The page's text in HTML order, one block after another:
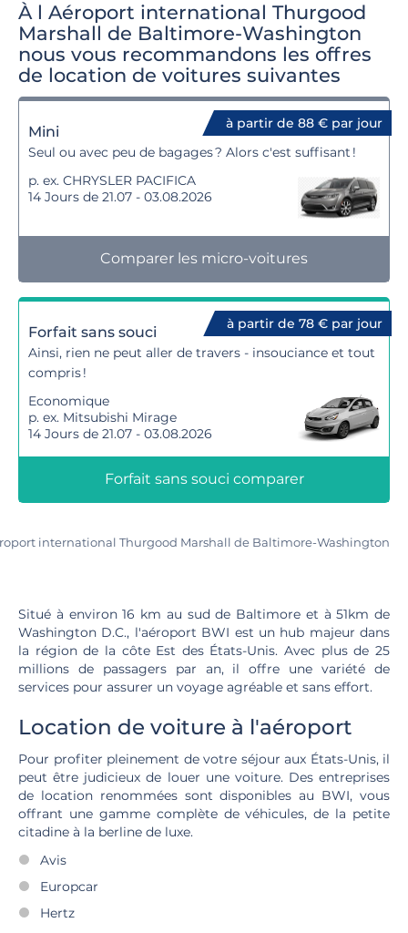
À l Aéroport international Thurgood
Marshall de Baltimore-Washington
nous vous recommandons les offres
de location de voitures suivantes
à partir de 88 € par jour
Mini
Seul ou avec peu de bagages ? Alors c'est suffisant !
p. ex. CHRYSLER PACIFICA
14 Jours de 21.07 - 03.08.2026
Comparer les micro-voitures
à partir de 78 € par jour
Forfait sans souci
Ainsi, rien ne peut aller de travers - insouciance et tout
compris !
Economique
p. ex. Mitsubishi Mirage
14 Jours de 21.07 - 03.08.2026
Forfait sans souci comparer
international Thurgood Marshall de Baltimore-Washington
Situé à environ 16 km au sud de Baltimore et à 51km de
Washington D.C., l'aéroport BWI est un hub majeur dans
la région de la côte Est des États-Unis. Avec plus de 25
millions de passagers par an, il offre une variété de
services pour assurer un voyage agréable et sans effort.
Location de voiture à l'aéroport
Pour profiter pleinement de votre séjour aux États-Unis, il
peut être judicieux de louer une voiture. Des entreprises
de location renommées sont disponibles au BWI, vous
offrant une gamme complète de véhicules, de la petite
citadine à la berline de luxe.
Avis
Europcar
Hertz